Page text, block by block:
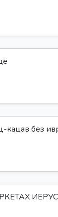
кацав без